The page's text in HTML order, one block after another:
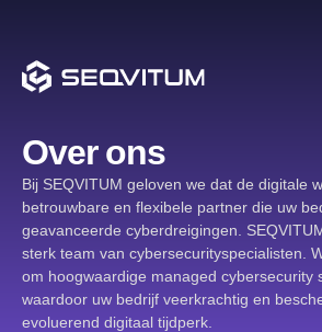
Over ons
Bij SEQVITUM geloven we dat de digitale
betrouwbare en flexibele partner die uw
geavanceerde cyberdreigingen.
sterk team van cybersecurityspecialisten.
om hoogwaardige managed cybersecurity
waardoor uw bedrijf veerkrachtig en
evoluerend digitaal tijdperk.